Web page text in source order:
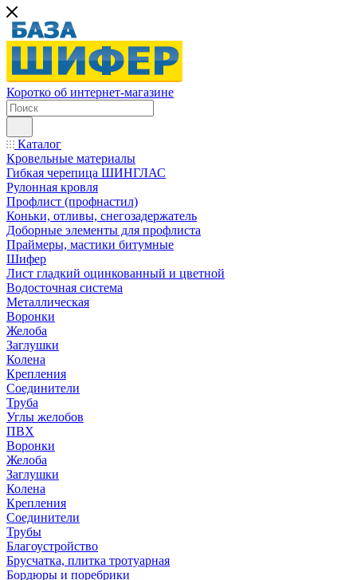
Коротко об интернет-магазине
Каталог
Кровельные материалы
Гибкая черепица ШИНГЛАС
Рулонная кровля
Профлист (профнастил)
Коньки, отливы, снегозадержатель
Доборные элементы для профлиста
Праймеры, мастики битумные
Шифер
Лист гладкий оцинкованный и цветной
Водосточная система
Металлическая
Воронки
Желоба
Заглушки
Колена
Крепления
Соединители
Труба
Углы желобов
ПВХ
Воронки
Желоба
Заглушки
Колена
Крепления
Соединители
Трубы
Благоустройство
Брусчатка, плитка тротуарная
Бордюры и поребрики